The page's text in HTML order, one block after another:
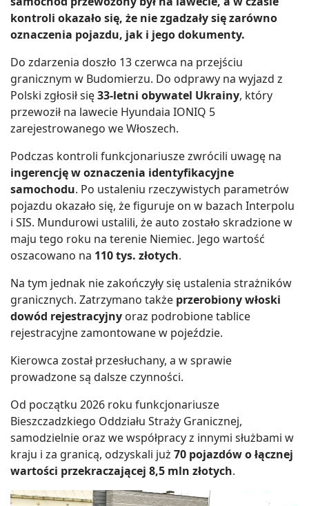
kontroli okazało się, że nie zgadzały się zarówno
oznaczenia pojazdu, jak i jego dokumenty.
Do zdarzenia doszło 13 czerwca na przejściu
granicznym w Budomierzu. Do odprawy na wyjazd z
Polski zgłosił się33-letni obywatel Ukrainy, który
przewoził na lawecie Hyundaia IONIQ 5
zarejestrowanego we Włoszech.
Podczas kontroli funkcjonariusze zwrócili uwagę na
ingerencję w oznaczenia identyfikacyjne
samochodu. Po ustaleniu rzeczywistych parametrów
pojazdu okazało się, że figuruje on w bazach Interpolu
i SIS. Mundurowi ustalili, że auto zostało skradzione w
maju tego roku na terenie Niemiec. Jego wartość
oszacowano na 110 tys. złotych.
Na tym jednak nie zakończyły się ustalenia strażników
granicznych. Zatrzymano także przerobiony włoski
dowód rejestracyjny oraz podrobione tablice
rejestracyjne zamontowane w pojeździe.
Kierowca został przesłuchany, a w sprawie
prowadzone są dalsze czynności.
Od początku 2026 roku funkcjonariusze
Bieszczadzkiego Oddziału Straży Granicznej,
samodzielnie oraz we współpracy z innymi służbami w
kraju i za granicą, odzyskali już 70 pojazdów o łącznej
wartości przekraczającej 8,5 mln złotych.